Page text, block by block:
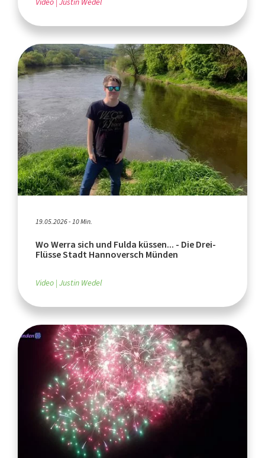
Video Justin Wedel
19.05.2026 - 10 Min.
Wo Werra sich und Fulda küssen... - Die Drei-
Flüsse Stadt Hannoversch Münden
Video Justin Wedel